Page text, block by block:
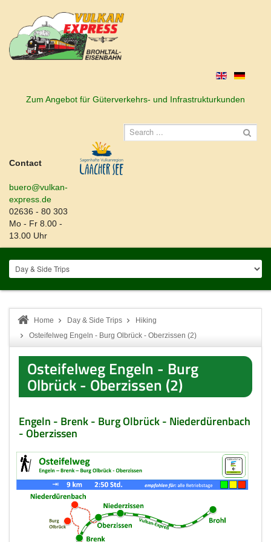
Zum Angebot für Güterverkehrs- und Infrastrukturkunden
Contact
buero@vulkan-
express.de
02636 - 80 303
Mo - Fr 8.00 -
13.00 Uhr
Home Day & Side Trips
Hiking
Osteifelweg Engeln - Burg Olbrück - Oberzissen (2)
Osteifelweg Engeln - Burg
Olbrück - Oberzissen (2)
Engeln - Brenk - Burg Olbrück - Niederdürenbach
- Oberzissen